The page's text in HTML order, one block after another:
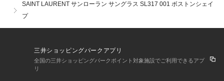
SAINT LAURENT サンローラン サングラス SL317 001 ボストンシェイ
プ
三井ショッピングパークアプリ
全国の三井ショッピングパークポイント対象施設でご利用できるアプ
リ